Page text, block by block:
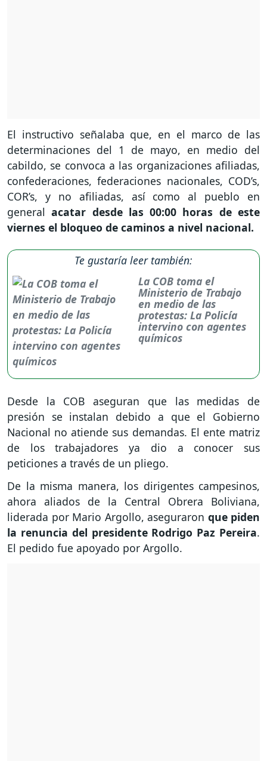
El instructivo señalaba que, en el marco de las
determinaciones del 1 de mayo, en medio del
cabildo, se convoca a las organizaciones afiliadas,
confederaciones, federaciones nacionales, COD’s,
COR’s, y no afiliadas, así como al pueblo en
generalacatar desde las 00:00 horas de este
viernes el bloqueo de caminos a nivel nacional.
Te gustaría leer también:
La COB toma el
Ministerio de Trabajo
en medio de las
protestas: La Policía
intervino con agentes
químicos
Desde la COB aseguran que las medidas de
presión se instalan debido a que el Gobierno
Nacional no atiende sus demandas. El ente matriz
de los trabajadores ya dio a conocer sus
peticiones a través de un pliego.
De la misma manera, los dirigentes campesinos,
ahora aliados de la Central Obrera Boliviana,
liderada por Mario Argollo, aseguraron que piden
la renuncia del presidente Rodrigo Paz Pereira.
El pedido fue apoyado por Argollo.